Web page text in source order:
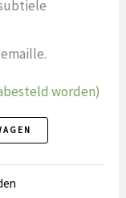
worden)